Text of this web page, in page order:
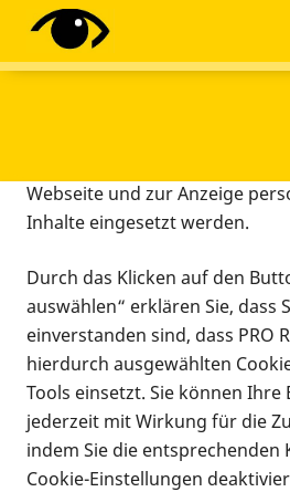
Infomaterial
Infomaterial
Diese Webseite setzt
Tracking-Tools ein. Dies
Webseite und zur Anzeige
Inhalte eingesetzt werden.
Durch das Klicken auf den
auswählen“ erklären Sie, dass
einverstanden sind, dass PRO
hierdurch ausgewählten
Tools einsetzt. Sie können Ihre
jederzeit mit Wirkung für die
indem Sie die entsprechenden
Cookie-Einstellungen